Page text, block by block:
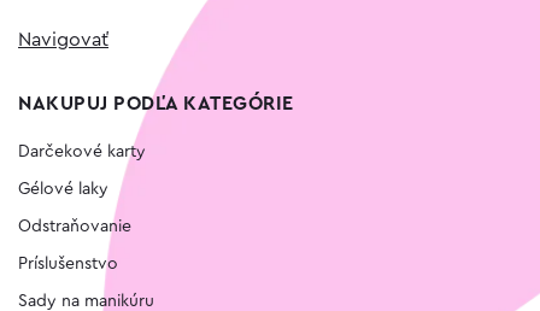
Navigovať
NAKUPUJ PODĽA KATEGÓRIE
Darčekové karty
Gélové laky
Odstraňovanie
Príslušenstvo
Sady na manikúru